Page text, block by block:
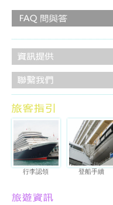
行李認領 登船手續